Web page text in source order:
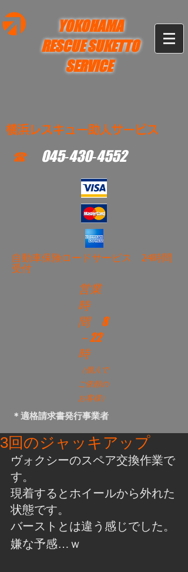
YOKOHAMA
RESCUE SUKETTO
SERVICE
横浜レスキュー助人サービス
☎ 045‐430‐4552
​自動車保険ロードサービス 24時間
受付
営業
時
間
8
－22
時
（個人で
ご依頼の
お客様）
＊適格請求書発行事業者
3回のジャッキアップ
ヴォクシーのスペア交換作業で
す。
現着するとホイールから外れた
状態です。
バーストとは違う感じでした。
嫌な予感…ｗ